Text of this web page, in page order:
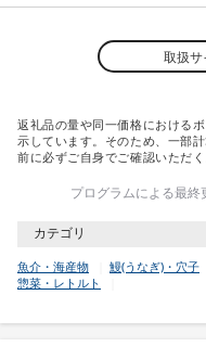
取扱
返礼品の量や同一価格における
示しています。そのため、一部
前に必ずご自身でご確認いただく
プログラムによる最
カテゴリ
魚介・海産物 鰻(うなぎ)・穴子
惣菜・レトルト